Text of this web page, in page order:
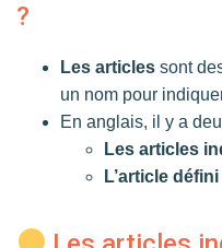
?
Les articles sont
un nom pour
En anglais, il y a
Les articles
L’article défini